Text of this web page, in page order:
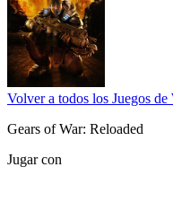
Volver a todos los Juegos de
Gears of War: Reloaded
Jugar con